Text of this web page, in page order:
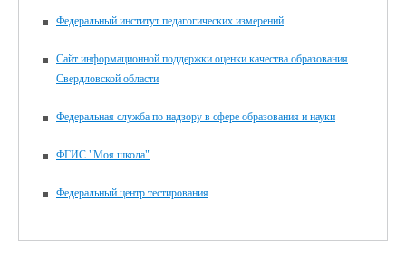
Федеральный институт педагогических измерений
Сайт информационной поддержки оценки качества образования
Свердловской области
Федеральная служба по надзору в сфере образования и науки
ФГИС "Моя школа"
Федеральный центр тестирования